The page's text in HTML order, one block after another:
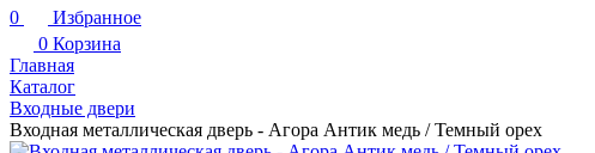
0
Избранное
0 Корзина
Главная
Каталог
Входные двери
Входная металлическая дверь - Агора Антик медь / Темный орех